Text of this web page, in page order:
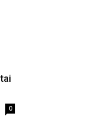
0